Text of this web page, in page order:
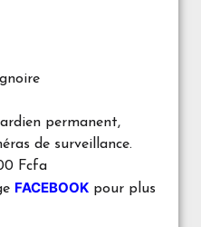
permanent,
de surveillance.
Fcfa
FACEBOOK pour plus